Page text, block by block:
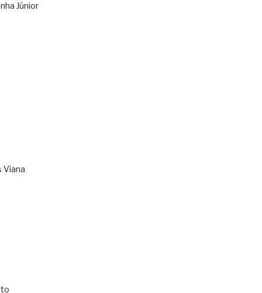
Júnior
Viana